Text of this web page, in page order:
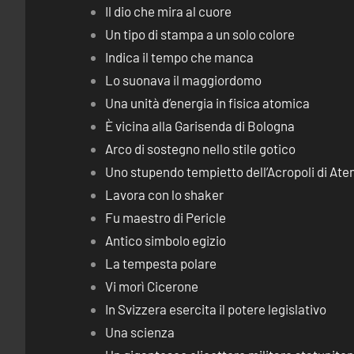
Il dio che mira al cuore
Un tipo di stampa a un solo colore
Indica il tempo che manca
Lo suonava il maggiordomo
Una unità d’energia in fisica atomica
È vicina alla Garisenda di Bologna
Arco di sostegno nello stile gotico
Uno stupendo tempietto dell’Acropoli di
Lavora con lo shaker
Fu maestro di Pericle
Antico simbolo egizio
La tempesta polare
Vi morì Cicerone
In Svizzera esercita il potere legislativo
Una scienza